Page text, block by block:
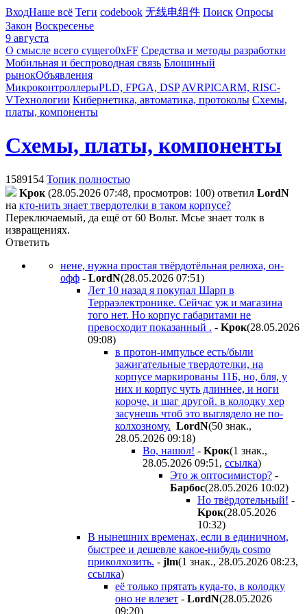
ВходНаше всё Теги codebook 无线电组件 Поиск Опросы
Закон Воскресенье
9 августа
О смысле всего сущего0xFF Средства и методы разработки
Мобильная и беспроводная связь Блошиный
рынокОбъявления
МикроконтроллерыPLD, FPGA, DSP AVRPICARM, RISC-
VТехнологии Кибернетика, автоматика, протоколы Схемы,
платы, компоненты
Схемы, платы, компоненты
1589154 Топик полностью
Kpoк (28.05.2026 07:48, просмотров: 100) ответил LordN
на кто-нить знает твердотелки в таком корпусе?
Переключаемый, да ещё от 60 Вольт. Мсье знает толк в
извращениях.
Ответить
нене, нужна простая твёрдотёльная релюха, он-
офф - LordN(28.05.2026 07:51)
Лет 10 назад я покупал Шарп в
Терраэлектронике. Сейчас уж и магазина
того нет. Но корпус габаритами не
превосходит показанный . - Kpoк(28.05.2026
09:08)
в протон-импульсе есть/были
зажигательные твердотелки, на
корпусе маркированы 11Б, но, бля, у
них и корпус чуть длиннее, и ноги
короче, и шаг другой. в колодку хер
засунешь чтоб это выглядело не по-
колхозному. LordN(50 знак.,
28.05.2026 09:18)
Во, нашол! - Kpoк(1 знак.,
28.05.2026 09:51 , ссылка)
Это ж оптосимистор? -
Бapбoc(28.05.2026 10:02)
Но твёрдотельный! -
Kpoк(28.05.2026
10:32)
В нынешних временах, если в единичном,
быстрее и дешевле какое-нибудь cosmo
приколхозить. - jlm(1 знак., 28.05.2026 08:23,
ссылка)
её только прятать куда-то, в колодку
оно не влезет - LordN(28.05.2026
09:20)